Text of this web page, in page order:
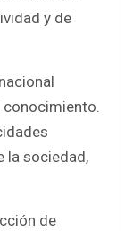
y de
la sociedad,
de